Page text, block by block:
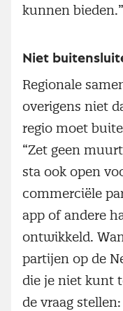
kunnen bieden.”
Niet
Regionale
overigens niet
regio moet
“Zet geen
sta ook open
commerciële
app of andere
ontwikkeld.
partijen op de
die je niet kunt
de vraag